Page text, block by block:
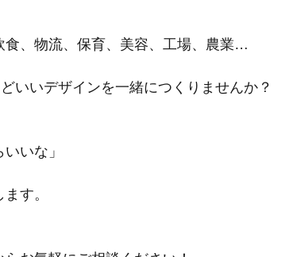
食、物流、保育、美容、工場、農業…
いいデザインを一緒につくりませんか？
いな」
す。